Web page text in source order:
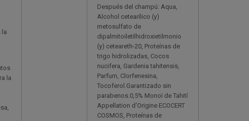
Después del champú: Aqua,
Alcohol cetearílico (y)
metosulfato de
dipalmitoiletilhidroxietilmonio
(y) ceteareth-20, Proteínas de
trigo hidrolizadas, Cocos
nucifera, Gardenia tahitensis,
Parfum, Clorfenesina,
Tocoferol.Garantizado sin
parabenos.0,5% Monoï de Tahití
Appellation d'Origine ECOCERT
COSMOS, Proteínas de
la
la